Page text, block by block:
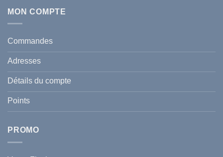
comment
et
celle
de
votre
famille
durant
l’été
2026
?
Écran
Solaire
Tunisie
Guide
Traiter
Prévenir
MON COMPTE
Commandes
Adresses
Détails du compte
Points
PROMO